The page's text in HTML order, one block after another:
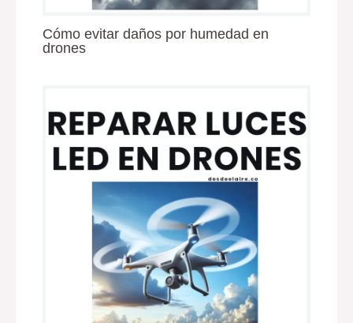
Cómo evitar daños por humedad en
drones